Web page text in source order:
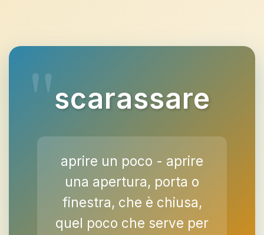
scarassare
aprire un poco - aprire
una apertura, porta o
finestra, che è chiusa,
quel poco che serve per